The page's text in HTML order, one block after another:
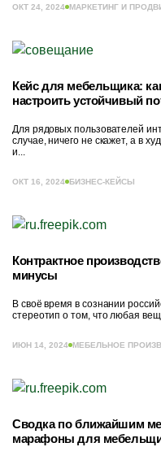
ОКТ 24, 2024 МАРКЕТИНГ И
Кейс для мебельщика:
настроить устойчивый
Для рядовых пользователей
случае, ничего не скажет, а в
и...
ОКТ 16, 2024 БИЗНЕС-КЕЙСЫ
Контрактное
минусы
В своё время в сознании
стереотип о том, что любая
ИЮН 14, 2024 МЕБЕЛЬНОЕ
Сводка по ближайшим
марафоны для